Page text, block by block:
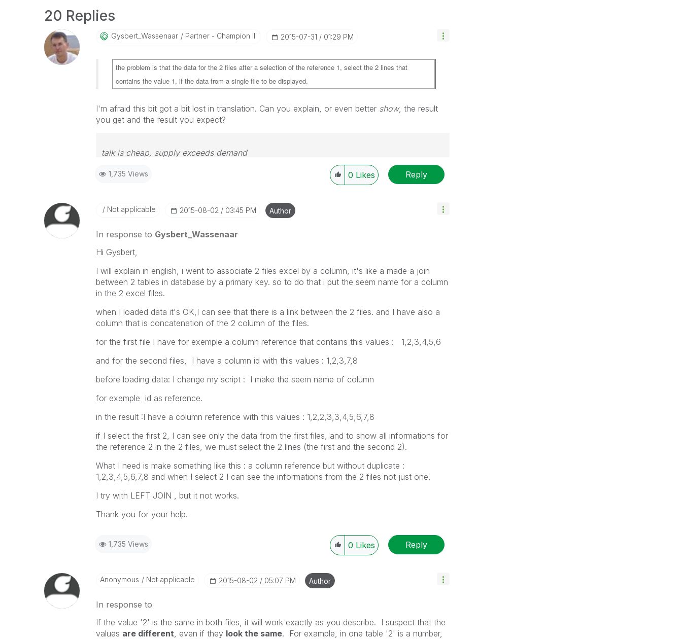
20 Replies
Gysbert_WassenaAr Partner - Champion III ‎2015-07-31 01:29 PM
the problem is that the data for the 2 files after a selection of the reference 1, select the 2 lines that
contains the value 1, if the data from a single file to be displayed.
I'm afraid this bit got a bit lost in translation. Can you explain, or even better show, the result
you get and the result you expect?
talk is cheap, supply exceeds demand
1,735 Views 0 Likes Reply
Not applicable ‎2015-08-02 03:45 PM Author
In response to Gysbert_Wassenaar
Hi Gysbert,
I will explain in english, i went to associate 2 files excel by a column, it's like a made a join
between 2 tables in database by a primary key. so to do that i put the seem name for a column
in the 2 excel files.
when I loaded data it's OK,I can see that there is a link between the 2 files. and I have also a
column that is concatenation of the 2 column of the files.
for the first file I have for exemple a column reference that contains this values : 1,2,3,4,5,6
and for the second files, I have a column id with this values : 1,2,3,7,8
before loading data: I change my script : I make the seem name of column
for exemple id as reference.
in the result :I have a column reference with this values : 1,2,2,3,3,4,5,6,7,8
if I select the first 2, I can see only the data from the first files, and to show all informations for
the reference 2 in the 2 files, we must select the 2 lines (the first and the second 2).
What I need is make something like this : a column reference but without duplicate :
1,2,3,4,5,6,7,8 and when I select 2 I can see the informations from the 2 files not just one.
I try with LEFT JOIN , but it not works.
Thank you for your help.
1,735 Views 0 Likes Reply
Anonymous Not applicable ‎2015-08-02 05:07 PM Author
In response to
If the value '2' is the same in both files, it will work exactly as you describe. I suspect that the
values are different, even if they look the same. For example, in one table '2' is a number,